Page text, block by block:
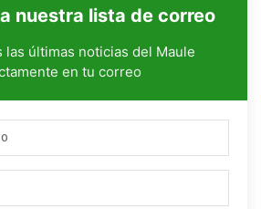
nuestra lista de correo
las últimas noticias del Maule
en tu correo